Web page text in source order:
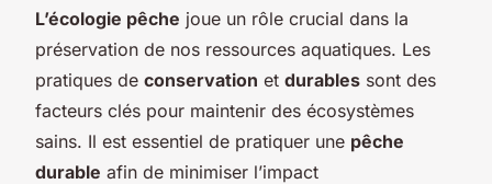
L’écologie pêche joue un rôle crucial dans la
préservation de nos ressources aquatiques. Les
pratiques de conservation et durables sont des
facteurs clés pour maintenir des écosystèmes
sains. Il est essentiel de pratiquer une pêche
durable afin de minimiser l’impact